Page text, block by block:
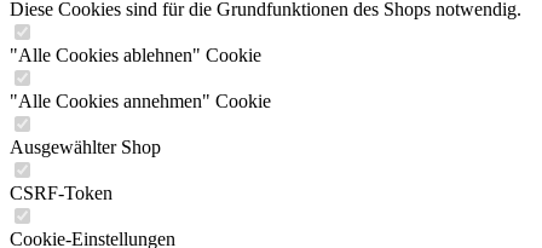
Diese Cookies sind für die Grundfunktionen des Shops notwendig.
"Alle Cookies ablehnen" Cookie
"Alle Cookies annehmen" Cookie
Ausgewählter Shop
CSRF-Token
Cookie-Einstellungen